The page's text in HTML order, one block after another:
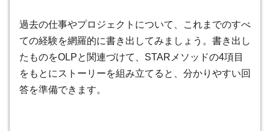
過去の仕事やプロジェクトについて、これまでのすべ
ての経験を網羅的に書き出してみましょう。書き出し
たものをOLPと関連づけて、STARメソッドの4項目
をもとにストーリーを組み立てると、分かりやすい回
答を準備できます。